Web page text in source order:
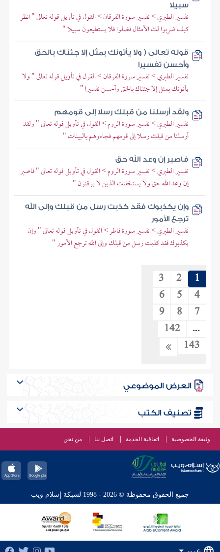
سبيلا
تفسير الطبري > تفسير سورة الفرقان > القول في تأويل قوله تعالى " انظر
كيف ضربوا لك الأمثال فضلوا فلا يستطيعون سبيلا "
قوله تعالى ( ولا يأتونك بمثل إلا جئناك بالحق
وأحسن تفسيرا
تفسير الطبري > تفسير سورة الفرقان > القول في تأويل قوله تعالى " ولا
يأتونك بمثل إلا جئناك بالحق وأحسن تفسيرا "
ولقد أرسلنا من قبلك رسلا إلى قومهم
تفسير الطبري > تفسير سورة الروم > القول في تأويل قوله تعالى " ولقد
أرسلنا من قبلك رسلا إلى قومهم فجاءوهم بالبينات "
فاصبر إن وعد الله حق
تفسير الطبري > تفسير سورة الروم > القول في تأويل قوله تعالى " فاصبر
إن وعد الله حق ولا يستخفنك الذين لا يوقنون "
وإن يكذبوك فقد كذبت رسل من قبلك وإلى الله
ترجع الأمور
تفسير الطبري > تفسير سورة فاطر > القول في تأويل قوله تعالى " وإن
يكذبوك فقد كذبت رسل من قبلك وإلى الله ترجع الأمور "
1
2
3
4
5
6
7
8
9
...
142
143
العرض الموضوعي
تصنيف الكتب
وثيقة الخصوصية اتفاقية الخدمة اتصل بنا من نحن
جميع الحقوق محفوظة © 2026 - 1998 لشبكة إسلام ويب